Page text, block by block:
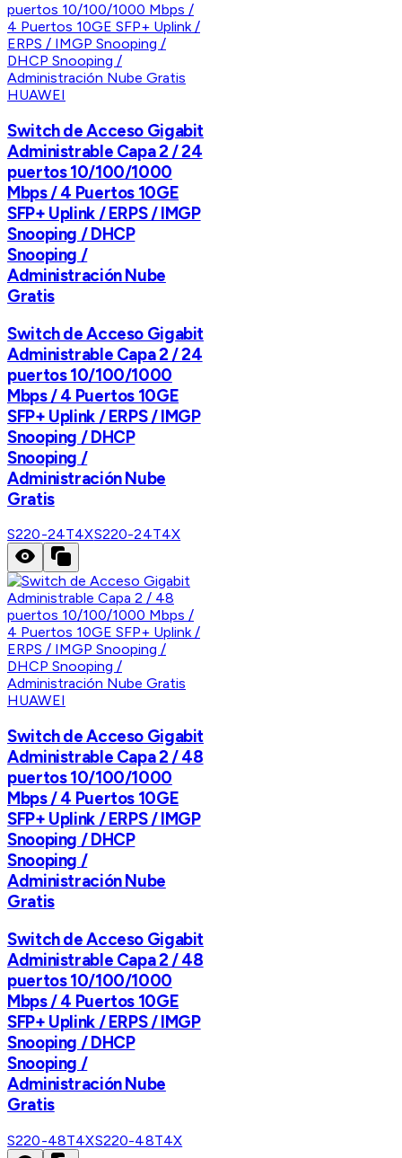
HUAWEI
Switch de Acceso Gigabit
Administrable Capa 2 / 24
puertos 10/100/1000
Mbps / 4 Puertos 10GE
SFP+ Uplink / ERPS / IMGP
Snooping / DHCP
Snooping /
Administración Nube
Gratis
Switch de Acceso Gigabit
Administrable Capa 2 / 24
puertos 10/100/1000
Mbps / 4 Puertos 10GE
SFP+ Uplink / ERPS / IMGP
Snooping / DHCP
Snooping /
Administración Nube
Gratis
S220-24T4XS220-24T4X
HUAWEI
Switch de Acceso Gigabit
Administrable Capa 2 / 48
puertos 10/100/1000
Mbps / 4 Puertos 10GE
SFP+ Uplink / ERPS / IMGP
Snooping / DHCP
Snooping /
Administración Nube
Gratis
Switch de Acceso Gigabit
Administrable Capa 2 / 48
puertos 10/100/1000
Mbps / 4 Puertos 10GE
SFP+ Uplink / ERPS / IMGP
Snooping / DHCP
Snooping /
Administración Nube
Gratis
S220-48T4XS220-48T4X